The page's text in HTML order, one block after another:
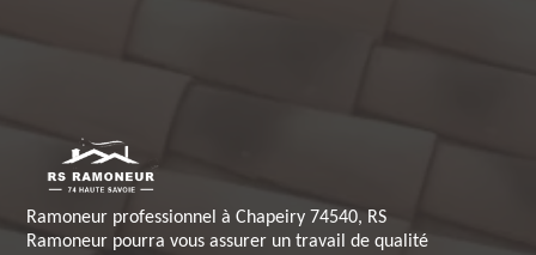
Ramoneur professionnel à Chapeiry 74540, RS
Ramoneur pourra vous assurer un travail de qualité